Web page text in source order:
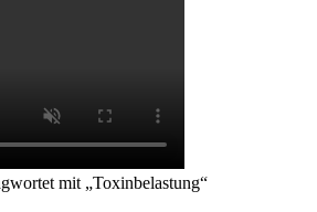
mit „Toxinbelastung“